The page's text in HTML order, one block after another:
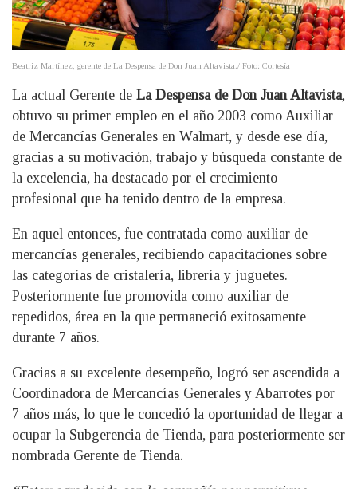
Beatriz Martínez, gerente de La Despensa de Don Juan Altavista./ Foto: Cortesía
La actual Gerente de La Despensa de Don Juan Altavista,
obtuvo su primer empleo en el año 2003 como Auxiliar
de Mercancías Generales en Walmart, y desde ese día,
gracias a su motivación, trabajo y búsqueda constante de
la excelencia, ha destacado por el crecimiento
profesional que ha tenido dentro de la empresa.
En aquel entonces, fue contratada como auxiliar de
mercancías generales, recibiendo capacitaciones sobre
las categorías de cristalería, librería y juguetes.
Posteriormente fue promovida como auxiliar de
repedidos, área en la que permaneció exitosamente
durante 7 años.
Gracias a su excelente desempeño, logró ser ascendida a
Coordinadora de Mercancías Generales y Abarrotes por
7 años más, lo que le concedió la oportunidad de llegar a
ocupar la Subgerencia de Tienda, para posteriormente ser
nombrada Gerente de Tienda.